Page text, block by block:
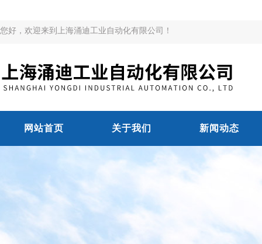
您好，欢迎来到上海涌迪工业自动化有限公司！
网站首页 关于我们 新闻动态